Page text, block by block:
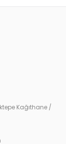
Kağıthane /